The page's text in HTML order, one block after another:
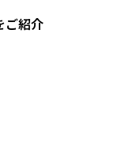
ご紹介